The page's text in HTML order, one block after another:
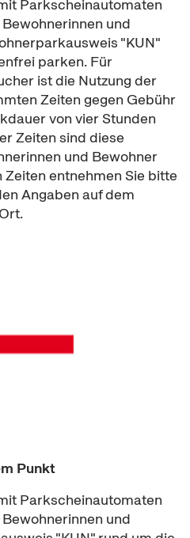
Parkscheinautomaten
und
"KUN"
parken. Für
ist die Nutzung der
Zeiten gegen Gebühr
von vier Stunden
Zeiten sind diese
und Bewohner
entnehmen Sie bitte
Angaben auf dem
Punkt
Parkscheinautomaten
und